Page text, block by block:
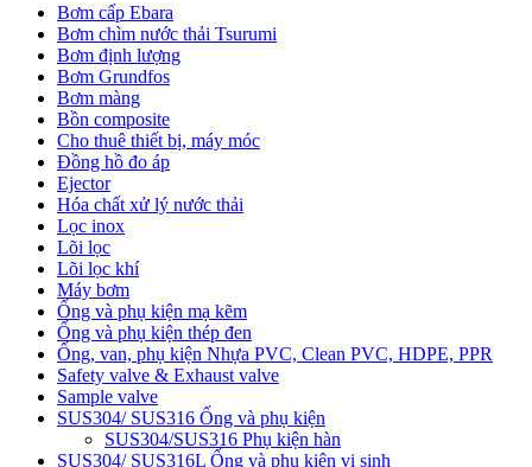
Bơm cấp Ebara
Bơm chìm nước thải Tsurumi
Bơm định lượng
Bơm Grundfos
Bơm màng
Bồn composite
Cho thuê thiết bị, máy móc
Đồng hồ đo áp
Ejector
Hóa chất xử lý nước thải
Lọc inox
Lõi lọc
Lõi lọc khí
Máy bơm
Ống và phụ kiện mạ kẽm
Ống và phụ kiện thép đen
Ống, van, phụ kiện Nhựa PVC, Clean PVC, HDPE, PPR
Safety valve & Exhaust valve
Sample valve
SUS304/ SUS316 Ống và phụ kiện
SUS304/SUS316 Phụ kiện hàn
SUS304/ SUS316L Ống và phụ kiện vi sinh